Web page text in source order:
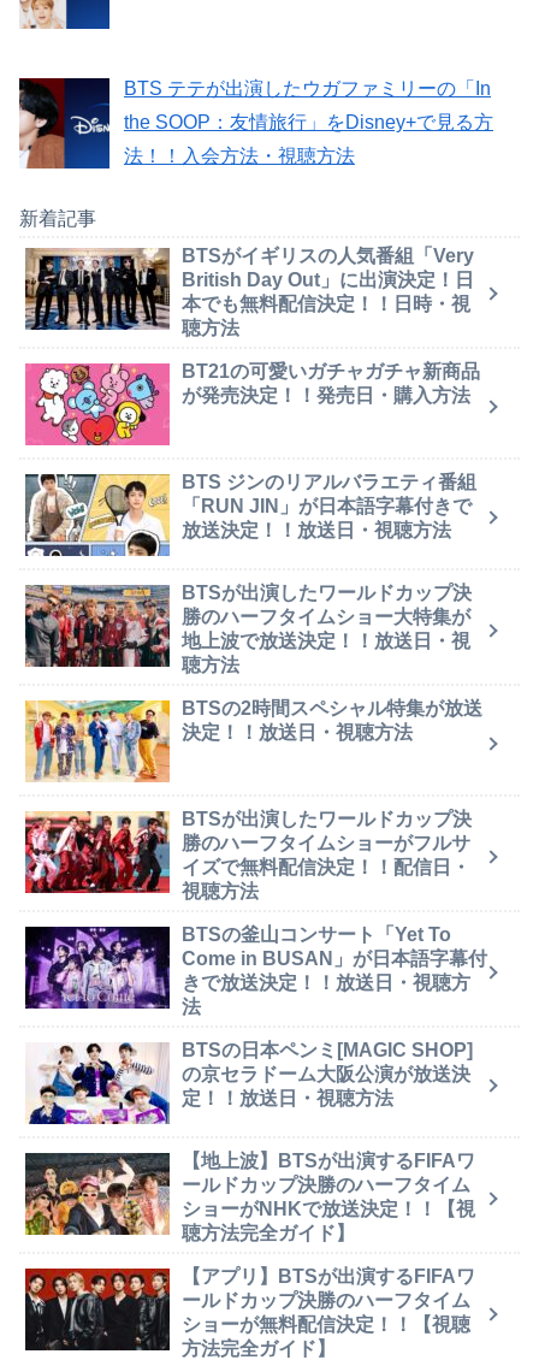
BTS テテが出演したウガファミリーの「In
the SOOP：友情旅行」をDisney+で見る方
法！！入会方法・視聴方法
新着記事
BTSがイギリスの人気番組「Very
British Day Out」に出演決定！日
本でも無料配信決定！！日時・視
聴方法
BT21の可愛いガチャガチャ新商品
が発売決定！！発売日・購入方法
BTS ジンのリアルバラエティ番組
「RUN JIN」が日本語字幕付きで
放送決定！！放送日・視聴方法
BTSが出演したワールドカップ決
勝のハーフタイムショー大特集が
地上波で放送決定！！放送日・視
聴方法
BTSの2時間スペシャル特集が放送
決定！！放送日・視聴方法
BTSが出演したワールドカップ決
勝のハーフタイムショーがフルサ
イズで無料配信決定！！配信日・
視聴方法
BTSの釜山コンサート「Yet To
Come in BUSAN」が日本語字幕付
きで放送決定！！放送日・視聴方
法
BTSの日本ペンミ[MAGIC SHOP]
の京セラドーム大阪公演が放送決
定！！放送日・視聴方法
【地上波】BTSが出演するFIFAワ
ールドカップ決勝のハーフタイム
ショーがNHKで放送決定！！【視
聴方法完全ガイド】
【アプリ】BTSが出演するFIFAワ
ールドカップ決勝のハーフタイム
ショーが無料配信決定！！【視聴
方法完全ガイド】